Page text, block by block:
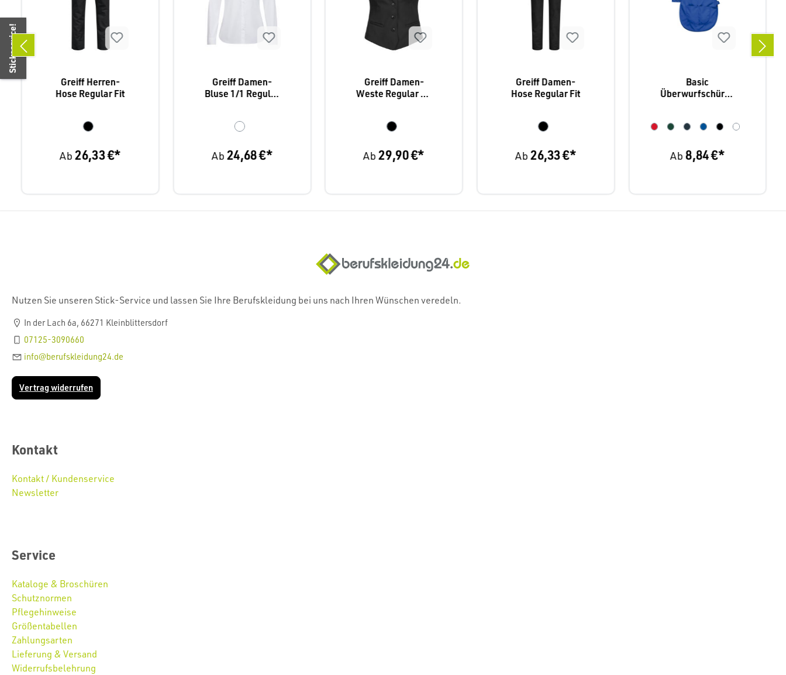
Greiff Herren-
Hose Regular Fit
Ab26,33 €*
Greiff Damen-
Bluse 1/1 Regular
Ab 24,68 €*
Greiff Damen-
Weste Regular Fit
Ab29,90 €*
Greiff Damen-
Hose Regular Fit
Ab 26,33 €*
Basic
Überwurfschürze
Ab8,84 €*
Nutzen Sie unseren Stick-Service und lassen Sie Ihre Berufskleidung bei uns nach Ihren Wünschen veredeln.
In der Lach 6a, 66271 Kleinblittersdorf
07125-3090660
info@berufskleidung24.de
Vertrag widerrufen
Kontakt
Kontakt / Kundenservice
Newsletter
Service
Kataloge & Broschüren
Schutznormen
Pflegehinweise
Größentabellen
Zahlungsarten
Lieferung & Versand
Widerrufsbelehrung
Stickservice!